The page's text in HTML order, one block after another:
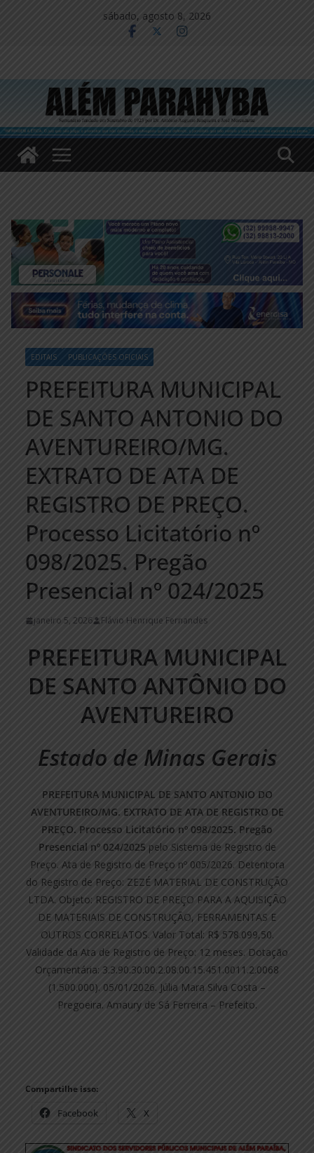
sábado, agosto 8, 2026
EDITAIS PUBLICAÇÕES OFICIAIS
PREFEITURA MUNICIPAL
DE SANTO ANTONIO DO
AVENTUREIRO/MG.
EXTRATO DE ATA DE
REGISTRO DE PREÇO.
Processo Licitatório nº
098/2025. Pregão
Presencial nº 024/2025
janeiro 5, 2026 Flávio Henrique Fernandes
PREFEITURA MUNICIPAL
DE SANTO ANTÔNIO DO
AVENTUREIRO
Estado de Minas Gerais
PREFEITURA MUNICIPAL DE SANTO ANTONIO DO
AVENTUREIRO/MG. EXTRATO DE ATA DE REGISTRO DE
PREÇO. Processo Licitatório nº 098/2025. Pregão
Presencial nº 024/2025 pelo Sistema de Registro de
Preço. Ata de Registro de Preço nº 005/2026. Detentora
do Registro de Preço: ZEZÉ MATERIAL DE CONSTRUÇÃO
LTDA. Objeto: REGISTRO DE PREÇO PARA A AQUISIÇÃO
DE MATERIAIS DE CONSTRUÇÃO, FERRAMENTAS E
OUTROS CORRELATOS. Valor Total: R$ 578.099,50.
Validade da Ata de Registro de Preço: 12 meses. Dotação
Orçamentária: 3.3.90.30.00.2.08.00.15.451.0011.2.0068
(1.500.000). 05/01/2026. Júlia Mara Silva Costa –
Pregoeira. Amaury de Sá Ferreira – Prefeito.
Compartilhe isso:
Facebook X